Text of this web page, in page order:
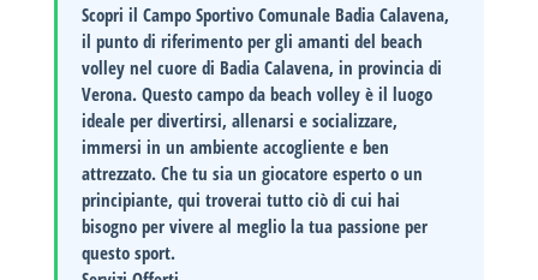
Scopri il Campo Sportivo Comunale Badia Calavena,
il punto di riferimento per gli amanti del beach
volley nel cuore di Badia Calavena, in provincia di
Verona. Questo campo da beach volley è il luogo
ideale per divertirsi, allenarsi e socializzare,
immersi in un ambiente accogliente e ben
attrezzato. Che tu sia un giocatore esperto o un
principiante, qui troverai tutto ciò di cui hai
bisogno per vivere al meglio la tua passione per
questo sport.